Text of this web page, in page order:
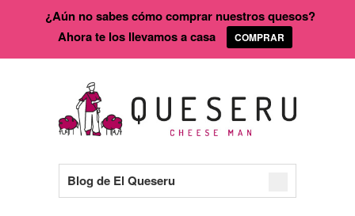
Blog de El Queseru
¿Aún no sabes cómo comprar nuestros quesos?
Ahora te los llevamos a casa
COMPRAR